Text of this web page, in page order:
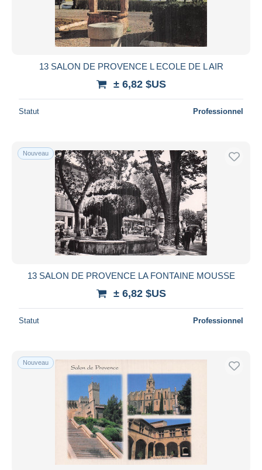
13 SALON DE PROVENCE L ECOLE DE L AIR
± 6,82 $US
Statut Professionnel
Nouveau
13 SALON DE PROVENCE LA FONTAINE MOUSSE
± 6,82 $US
Statut Professionnel
Nouveau